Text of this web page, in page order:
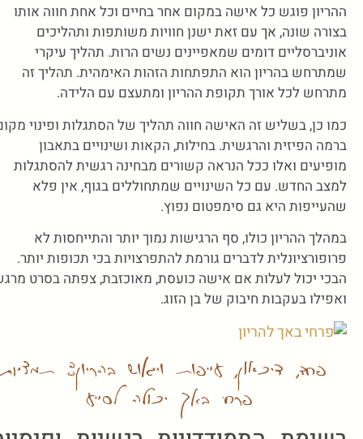
ההריון פוגש כל אישה במקום אחר בחיים וכל אחת חווה אותו
בצורה שונה, אך עם זאת ישנן חוויות משותפות ותהליכים
אוניברסליים דומים שמאפיינים נשים הרות. תהליך עיקרי
שמתרחש בהריון הוא התפתחות הזהות האימהית. תהליך זה
מתרחש לכל אורך תקופת ההריון ומתעצם עם הלידה.
כמו כן, בשליש זה האישה חווה תהליך של הסתגלות ופינוי
ברמה הפיזית והרגשית. בחילות, הקאות ושינויים בתאבון
מופיעים ואלו ככל הנראה קשורים מבחינה רגשית להסתגלות
למצב החדש. עם כל השינויים שמתחוללים בגוף, אין פלא
שהעייפות היא גם סימפטום נפוץ.
במהלך ההריון כולו, סף הרגישות נמוך יותר והתייחסות לא
פרופורציונלית לדברים גורמת להתפרצויות בכי תכופות יותר.
הבכי יכול לעלות אם אישה כועסת, מאוכזבת, צפתה בסרט
ואפילו בעקבות חיבוק של בן הזוג.
פחד, דיכאון, עייפות וייאוש בהריון: תמציות
פרחי באך יכולה לסייע